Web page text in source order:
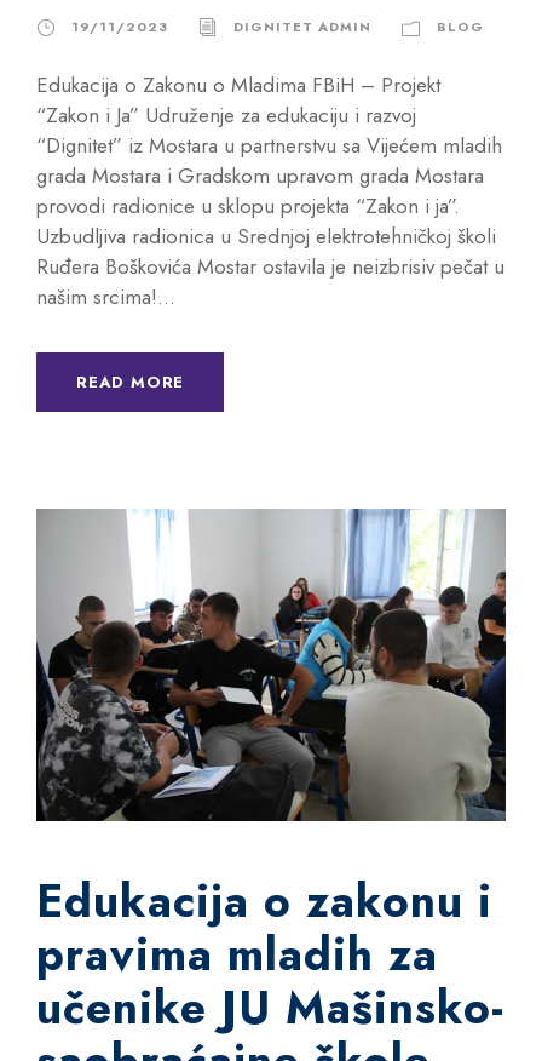
19/11/2023 DIGNITET ADMIN BLOG
Edukacija o Zakonu o Mladima FBiH – Projekt
“Zakon i Ja” Udruženje za edukaciju i razvoj
“Dignitet” iz Mostara u partnerstvu sa Vijećem mladih
grada Mostara i Gradskom upravom grada Mostara
provodi radionice u sklopu projekta “Zakon i ja”.
Uzbudljiva radionica u Srednjoj elektrotehničkoj školi
Ruđera Boškovića Mostar ostavila je neizbrisiv pečat u
našim srcima!...
READ MORE
Edukacija o zakonu i
pravima mladih za
učenike JU Mašinsko-